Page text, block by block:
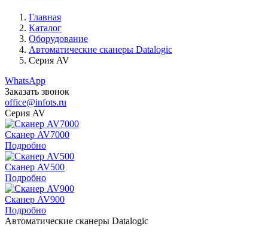
Главная
Каталог
Оборудование
Автоматические сканеры Datalogic
Серия AV
WhatsApp
Заказать звонок
office@infots.ru
Серия AV
Сканер AV7000
Подробно
Сканер AV500
Подробно
Сканер AV900
Подробно
Автоматические сканеры Datalogic